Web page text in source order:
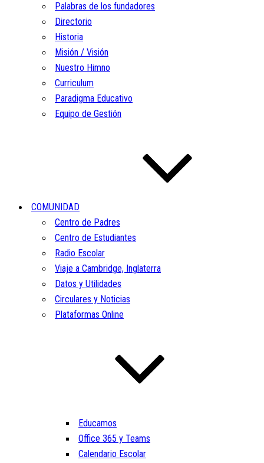
Palabras de los fundadores
Directorio
Historia
Misión / Visión
Nuestro Himno
Curriculum
Paradigma Educativo
Equipo de Gestión
COMUNIDAD
Centro de Padres
Centro de Estudiantes
Radio Escolar
Viaje a Cambridge, Inglaterra
Datos y Utilidades
Circulares y Noticias
Plataformas Online
Educamos
Office 365 y Teams
Calendario Escolar